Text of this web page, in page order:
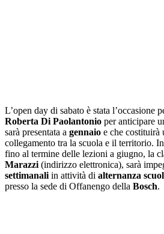
L’open day di sabato è stata l’occasione
Roberta Di Paolantonio per anticipare
sarà presentata a gennaio e che costituirà
collegamento tra la scuola e il territorio.
fino al termine delle lezioni a giugno, la
Marazzi (indirizzo elettronica), sarà
settimanali in attività di alternanza
presso la sede di Offanengo della Bosch.